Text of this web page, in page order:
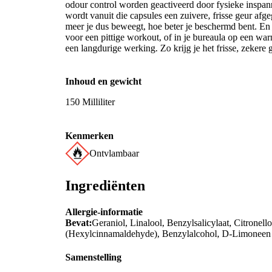
odour control worden geactiveerd door fysieke
wordt vanuit die capsules een zuivere, frisse geur
meer je dus beweegt, hoe beter je beschermd bent.
voor een pittige workout, of in je bureaula op een
een langdurige werking. Zo krijg je het frisse,
Inhoud en gewicht
150 Milliliter
Kenmerken
Ontvlambaar
Ingrediënten
Allergie-informatie
Bevat:Geraniol, Linalool, Benzylsalicylaat,
(Hexylcinnamaldehyde), Benzylalcohol, D-Limoneen
Samenstelling